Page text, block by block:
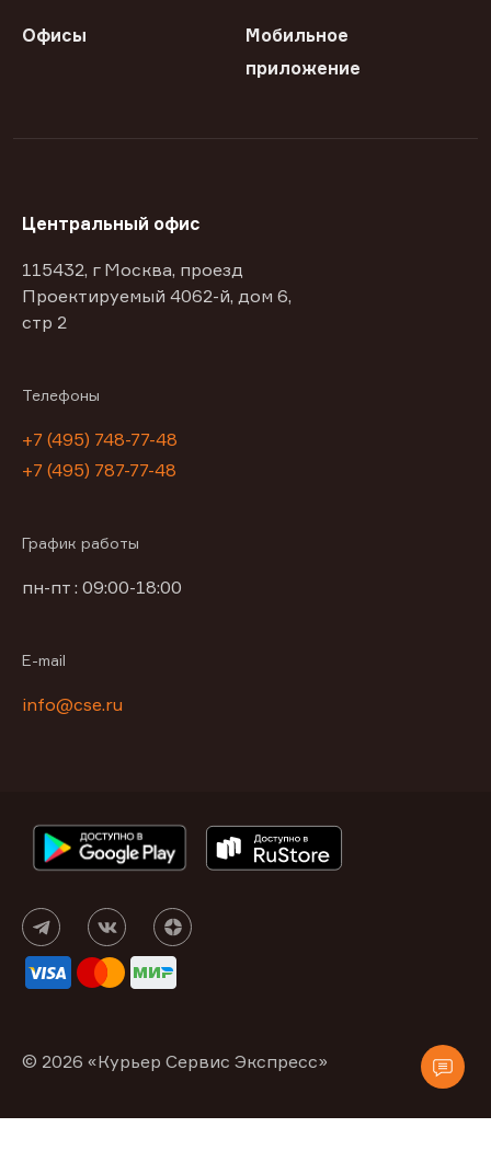
Офисы
Мобильное
приложение
Центральный офис
115432, г Москва, проезд
Проектируемый 4062-й, дом 6,
стр 2
Телефоны
+7 (495) 748-77-48
+7 (495) 787-77-48
График работы
пн-пт : 09:00-18:00
E-mail
info@cse.ru
© 2026 «Курьер Сервис Экспресс»